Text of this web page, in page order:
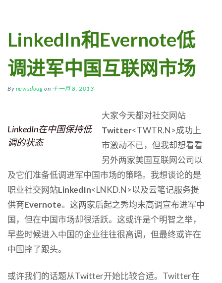
LinkedIn和Evernote低
调进军中国互联网市场
By newsdoug on 十一月 8, 2013
LinkedIn在中国保持低
调的状态
大家今天都对社交网站
Twitter<TWTR.N>成功上
市激动不已，但我却想看看
另外两家美国互联网公司以
及它们准备低调进军中国市场的策略。我想谈论的是
职业社交网站LinkedIn<LNKD.N>以及云笔记服务提
供商Evernote。这两家后起之秀均未高调宣布进军中
国，但在中国市场却很活跃。这或许是个明智之举，
早些时候进入中国的企业往往很高调，但最终或许在
中国摔了跟头。
或许我们的话题从Twitter开始比较合适。Twitter在